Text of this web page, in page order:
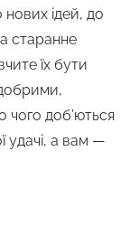
нових ідей, до
старанне
їх бути
чого доб’ються
удачі, а вам —